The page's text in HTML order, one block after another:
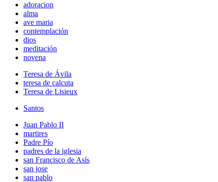
adoracion
alma
ave maria
contemplación
dios
meditación
novena
Teresa de Ávila
teresa de calcuta
Teresa de Lisieux
Santos
Juan Pablo II
martires
Padre Pío
padres de la iglesia
san Francisco de Asís
san jose
san pablo